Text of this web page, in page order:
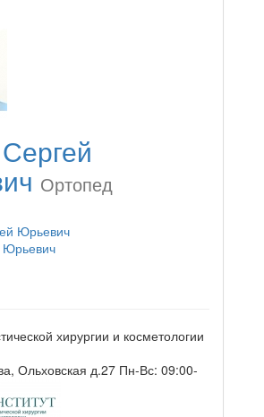
Ортопед
Юрьевич
хирургии и косметологии
Ольховская д.27 Пн-Вс: 09:00-